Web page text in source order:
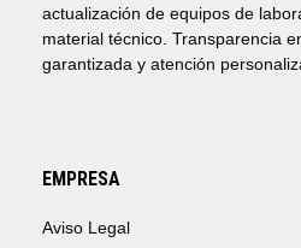
actualización de equipos de
material técnico. Transparencia
garantizada y atención
EMPRESA
Aviso Legal